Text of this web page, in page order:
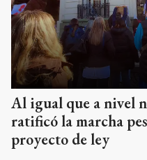
Al igual que a nivel
ratificó la marcha
proyecto de ley